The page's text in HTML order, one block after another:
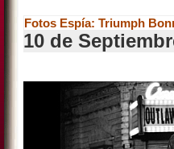
Fotos Espía: Triumph
10 de